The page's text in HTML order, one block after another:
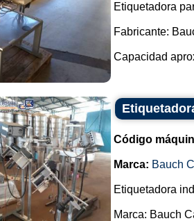
Etiquetadora
Fabricante:
Capacidad
Código
Marca: Bauch
Etiquetadora
Marca: Bauch